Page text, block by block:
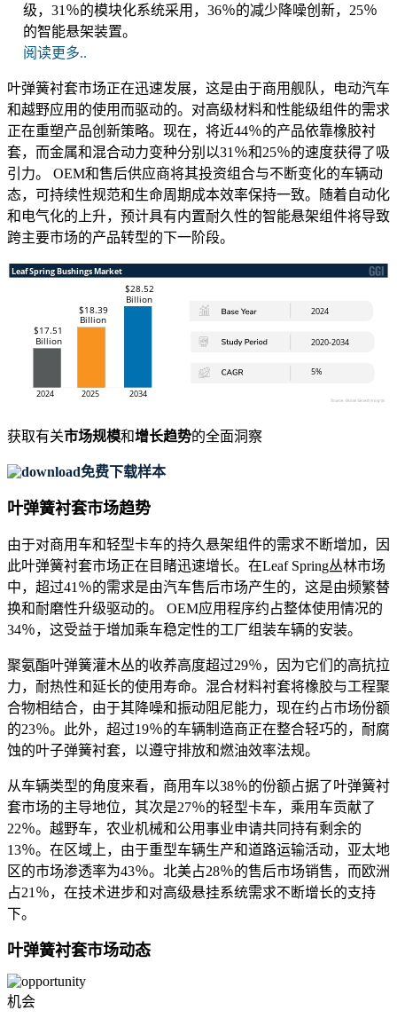
级，31％的模块化系统采用，36％的减少降噪创新，25％
的智能悬架装置。
阅读更多..
叶弹簧衬套市场正在迅速发展，这是由于商用舰队，电动汽车
和越野应用的使用而驱动的。对高级材料和性能级组件的需求
正在重塑产品创新策略。现在，将近44％的产品依靠橡胶衬
套，而金属和混合动力变种分别以31％和25％的速度获得了吸
引力。 OEM和售后供应商将其投资组合与不断变化的车辆动
态，可持续性规范和生命周期成本效率保持一致。随着自动化
和电气化的上升，预计具有内置耐久性的智能悬架组件将导致
跨主要市场的产品转型的下一阶段。
获取有关市场规模和增长趋势的全面洞察
免费下载样本
叶弹簧衬套市场趋势
由于对商用车和轻型卡车的持久悬架组件的需求不断增加，因
此叶弹簧衬套市场正在目睹迅速增长。在Leaf Spring丛林市场
中，超过41％的需求是由汽车售后市场产生的，这是由频繁替
换和耐磨性升级驱动的。 OEM应用程序约占整体使用情况的
34％，这受益于增加乘车稳定性的工厂组装车辆的安装。
聚氨酯叶弹簧灌木丛的收养高度超过29％，因为它们的高抗拉
力，耐热性和延长的使用寿命。混合材料衬套将橡胶与工程聚
合物相结合，由于其降噪和振动阻尼能力，现在约占市场份额
的23％。此外，超过19％的车辆制造商正在整合轻巧的，耐腐
蚀的叶子弹簧衬套，以遵守排放和燃油效率法规。
从车辆类型的角度来看，商用车以38％的份额占据了叶弹簧衬
套市场的主导地位，其次是27％的轻型卡车，乘用车贡献了
22％。越野车，农业机械和公用事业申请共同持有剩余的
13％。在区域上，由于重型车辆生产和道路运输活动，亚太地
区的市场渗透率为43％。北美占28％的售后市场销售，而欧洲
占21％，在技术进步和对高级悬挂系统需求不断增长的支持
下。
叶弹簧衬套市场动态
机会